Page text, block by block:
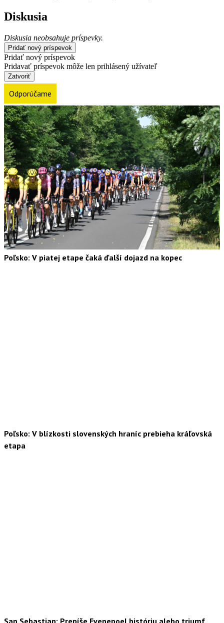
Diskusia
Diskusia neobsahuje príspevky.
Pridať nový príspevok
Pridať nový príspevok
Pridavať príspevok môže len prihlásený užívateľ
Zatvoriť
Odporúčame
Poľsko: V piatej etape čaká ďalší dojazd na kopec
Poľsko: V blízkosti slovenských hraníc prebieha kráľovská
etapa